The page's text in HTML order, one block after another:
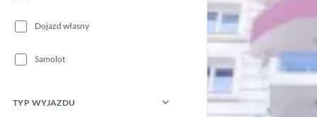
Dojazd własny
Samolot
TYP WYJAZDU